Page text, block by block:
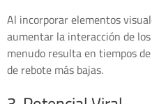
Al incorporar elementos
aumentar la interacción de
menudo resulta en tiempos
de rebote más bajas.